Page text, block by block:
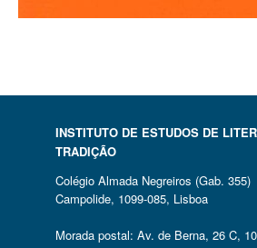
INSTITUTO DE ESTUDOS DE
TRADIÇÃO
Colégio Almada Negreiros (Gab.
Campolide, 1099-085, Lisboa
Morada postal: Av. de Berna, 26 C,